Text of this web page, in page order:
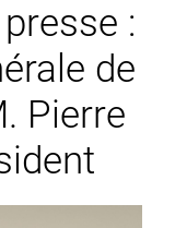
:
de
Pierre